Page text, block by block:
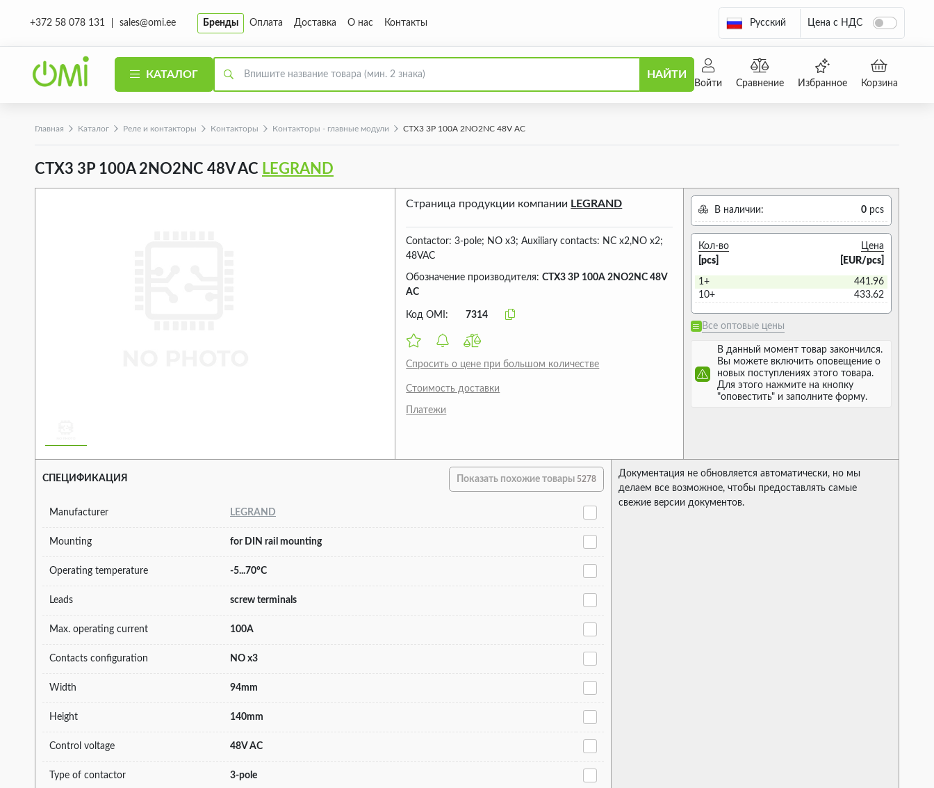
+372 58 078 131 sales@omi.ee Бренды Оплата Доставка О нас Контакты Русский Цена с НДС
КАТАЛОГ НАЙТИ
Войти Сравнение Избранное Корзина
Главная Каталог Реле и контакторы Контакторы Контакторы - главные модули CTX3 3P 100A 2NO2NC 48V AC
CTX3 3P 100A 2NO2NC 48V AC LEGRAND
Страница продукции компании LEGRAND
Contactor: 3-pole; NO x3; Auxiliary contacts: NC x2,NO x2;
48VAC
Обозначение производителя:CTX3 3P 100A 2NO2NC 48V
AC
Код OMI: 7314
Спросить о цене при большом количестве
Стоимость доставки
Платежи
В наличии: 0 pcs
Кол-во
[pcs]
Цена
[EUR/pcs]
1+
441.96
10+
433.62
Все оптовые цены
В данный момент товар закончился.
Вы можете включить оповещение о
новых поступлениях этого товара.
Для этого нажмите на кнопку
"оповестить" и заполните форму.
СПЕЦИФИКАЦИЯ Показать похожие товары 5278
Manufacturer LEGRAND
Mounting for DIN rail mounting
Operating temperature -5...70°C
Leads screw terminals
Max. operating current 100A
Contacts configuration NO x3
Width 94mm
Height 140mm
Control voltage 48V AC
Type of contactor 3-pole
Документация не обновляется автоматически, но мы
делаем все возможное, чтобы предоставлять самые
свежие версии документов.